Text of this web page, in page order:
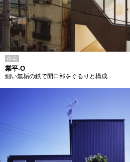
住宅
業平-O
細い無垢の鉄で開口部をぐるりと構成